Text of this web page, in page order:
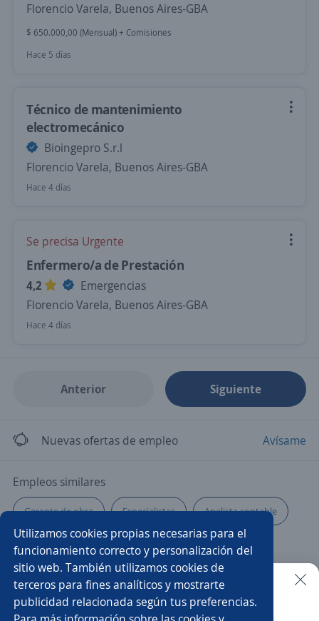
Utilizamos cookies propias necesarias para el
funcionamiento correcto y personalización del
sitio web. También utilizamos cookies de
terceros para fines analíticos y mostrarte
publicidad relacionada según tus preferencias.
Florencio Varela, Buenos Aires-GBA
$ 650.000,00 (Mensual) + Comisiones
Hace 5 días
Técnico de mantenimiento
electromecánico
Bioingepro S.r.l
Florencio Varela, Buenos Aires-GBA
Hace 4 días
Se precisa Urgente
Enfermero/a de Prestación
4,2
Emergencias
Florencio Varela, Buenos Aires-GBA
Hace 4 días
Anterior Siguiente
Nuevas ofertas de empleo Avísame
Empleos similares
Gerente de obra Especialistas Analista contable
Gerente de sucursal Jefe/a de taller
Supervisor/a de producción Encargado/a de cocina
Asesor/a telefónico Gerente de local
Buscar es más fácil en la app